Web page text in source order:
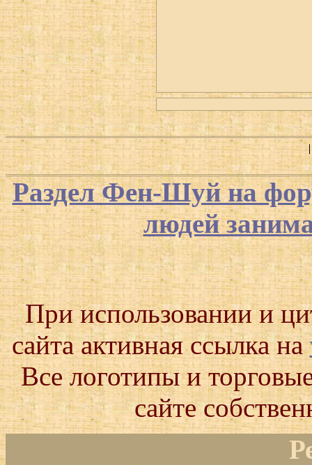
Раздел Фен-Шуй на
людей
При использовании и
сайта активная ссылка на
Все логотипы и
сайте